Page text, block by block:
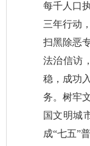
每千人口
三年行动
扫黑除恶
法治信访
稳，成功
务。树牢
国文明城
成“七五”